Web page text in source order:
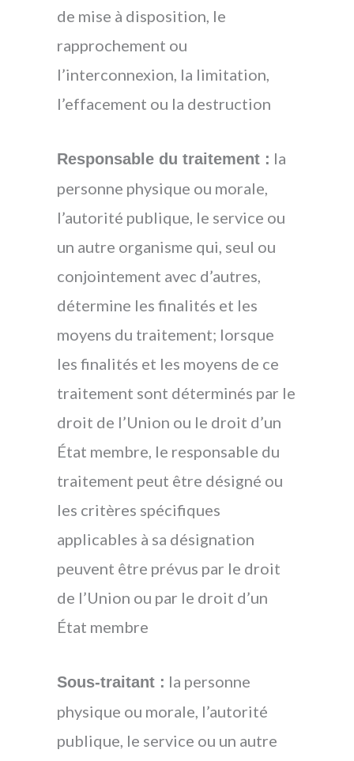
de mise à disposition, le
rapprochement ou
l’interconnexion, la limitation,
l’effacement ou la destruction
Responsable du traitement : la
personne physique ou morale,
l’autorité publique, le service ou
un autre organisme qui, seul ou
conjointement avec d’autres,
détermine les finalités et les
moyens du traitement; lorsque
les finalités et les moyens de ce
traitement sont déterminés par le
droit de l’Union ou le droit d’un
État membre, le responsable du
traitement peut être désigné ou
les critères spécifiques
applicables à sa désignation
peuvent être prévus par le droit
de l’Union ou par le droit d’un
État membre
Sous-traitant : la personne
physique ou morale, l’autorité
publique, le service ou un autre